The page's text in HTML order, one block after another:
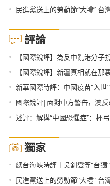
• 民進黨送上的勞動節“大禮” 台
評論
• 【國際銳評】為反中亂港分子
• 【國際銳評】新疆真相就在
• 新華國際時評：中國疫苗“入世
• 國際銳評|面對中方警告，澳
• 述評：解構“中國恐懼症”：杯
獨家
• 總台海峽時評｜吳釗燮等“台
• 民進黨送上的勞動節“大禮” 台